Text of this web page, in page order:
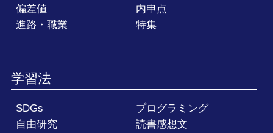
偏差値
内申点
進路・職業
特集
学習法
SDGs
プログラミング
自由研究
読書感想文